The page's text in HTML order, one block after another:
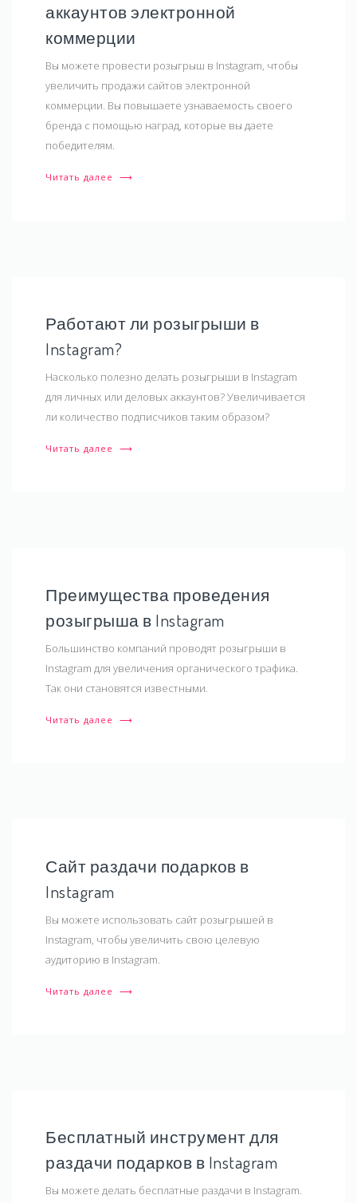
аккаунтов электронной
коммерции
Вы можете провести розыгрыш в Instagram, чтобы
увеличить продажи сайтов электронной
коммерции. Вы повышаете узнаваемость своего
бренда с помощью наград, которые вы даете
победителям.
Читать далее ⟶
Работают ли розыгрыши в
Instagram?
Насколько полезно делать розыгрыши в Instagram
для личных или деловых аккаунтов? Увеличивается
ли количество подписчиков таким образом?
Читать далее ⟶
Преимущества проведения
розыгрыша в Instagram
Большинство компаний проводят розыгрыши в
Instagram для увеличения органического трафика.
Так они становятся известными.
Читать далее ⟶
Сайт раздачи подарков в
Instagram
Вы можете использовать сайт розыгрышей в
Instagram, чтобы увеличить свою целевую
аудиторию в Instagram.
Читать далее ⟶
Бесплатный инструмент для
раздачи подарков в Instagram
Вы можете делать бесплатные раздачи в Instagram.